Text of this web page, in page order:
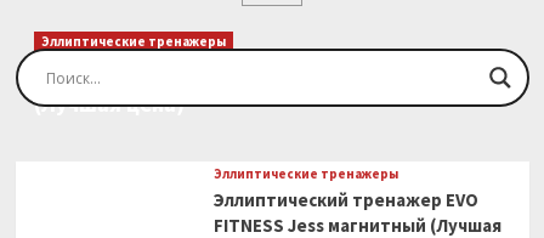
75
Эллиптические тренажеры
Эллиптический тренажер EVO FITNESS Orion
(Лучшая цена)
Эллиптические тренажеры
Эллиптический тренажер EVO
FITNESS Jess магнитный (Лучшая